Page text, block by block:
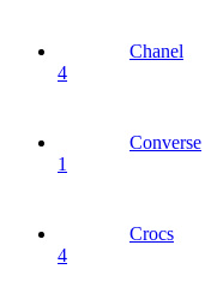
Chanel
4
Converse
1
Crocs
4